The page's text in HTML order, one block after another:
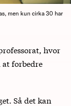
men kun cirka 30 har
hvor
forbedre
Så det kan